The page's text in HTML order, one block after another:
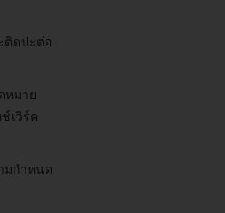
ติดปะต่อ
หมาย
เวิร์ค
มกำหนด